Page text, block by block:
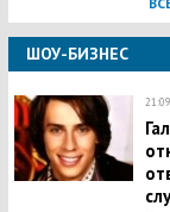
ШОУ-БИЗНЕС
21:09